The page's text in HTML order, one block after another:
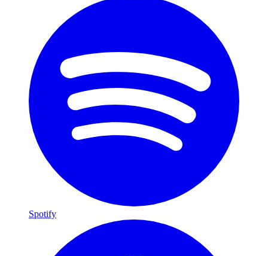
Spotify